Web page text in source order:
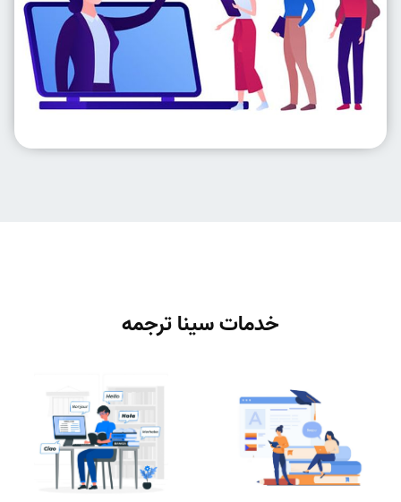
خدمات سینا ترجمه